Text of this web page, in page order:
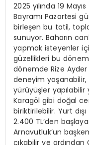
2025 yılında 19
Bayramı Pazartesi
birleşen bu tatil,
sunuyor. Baharın
yapmak isteyenler
güzellikleri bu
dönemde Rize
deneyim
yürüyüşler
Karagöl gibi doğal
biriktirilebilir. Yurt
2.400 TL’den
Arnavutluk’un
çıkabilir ve ardından